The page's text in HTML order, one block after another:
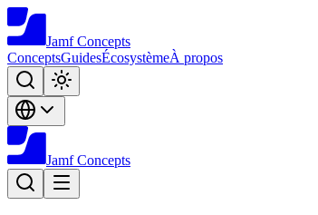
Jamf Concepts
ConceptsGuidesÉcosystèmeÀ propos
Jamf Concepts